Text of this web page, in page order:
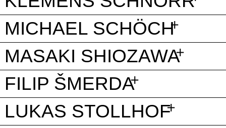
MICHAEL SCHÖCH
MASAKI SHIOZAWA
FILIP ŠMERDA
LUKAS STOLLHOF